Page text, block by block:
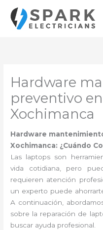
contenido
Hardware
preventivo
Xochimanca
Hardware
Xochimanca: ¿Cuándo
Las laptops son
vida cotidiana, pero
requieren atención
un experto puede
A continuación,
sobre la reparación de
buscar ayuda profesional.